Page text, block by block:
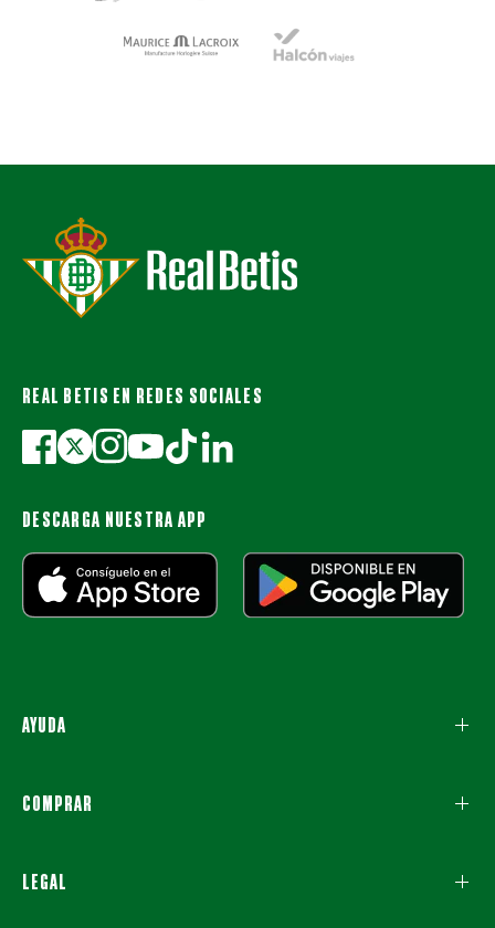
REAL BETIS EN REDES SOCIALES
DESCARGA NUESTRA APP
AYUDA
COMPRAR
LEGAL